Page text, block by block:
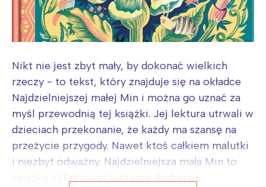
Nikt nie jest zbyt mały, by dokonać wielkich
rzeczy - to tekst, który znajduje się na okładce
Najdzielniejszej małej Min i można go uznać za
myśl przewodnią tej książki. Jej lektura utrwali w
dzieciach przekonanie, że każdy ma szansę na
przeżycie przygody. Nawet ktoś całkiem malutki
i niezbyt odważny. Najdzielniejsza mała Min to